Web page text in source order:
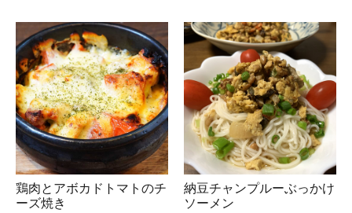
鶏肉とアボカドトマトのチ
ーズ焼き
納豆チャンプルーぶっかけ
ソーメン